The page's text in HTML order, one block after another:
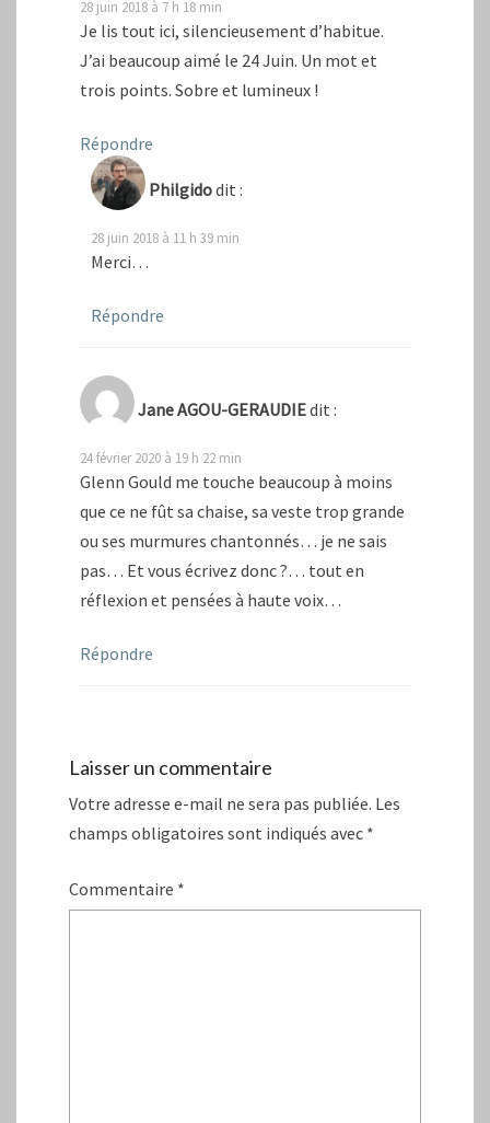
28 juin 2018 à 7 h 18 min
Je lis tout ici, silencieusement d’habitue.
J’ai beaucoup aimé le 24 Juin. Un mot et
trois points. Sobre et lumineux !
Répondre
Philgidodit :
28 juin 2018 à 11 h 39 min
Merci…
Répondre
Jane AGOU-GERAUDIEdit :
24 février 2020 à 19 h 22 min
Glenn Gould me touche beaucoup à moins
que ce ne fût sa chaise, sa veste trop grande
ou ses murmures chantonnés… je ne sais
pas… Et vous écrivez donc ?… tout en
réflexion et pensées à haute voix…
Répondre
Laisser un commentaire
Votre adresse e-mail ne sera pas publiée. Les
champs obligatoires sont indiqués avec *
Commentaire *